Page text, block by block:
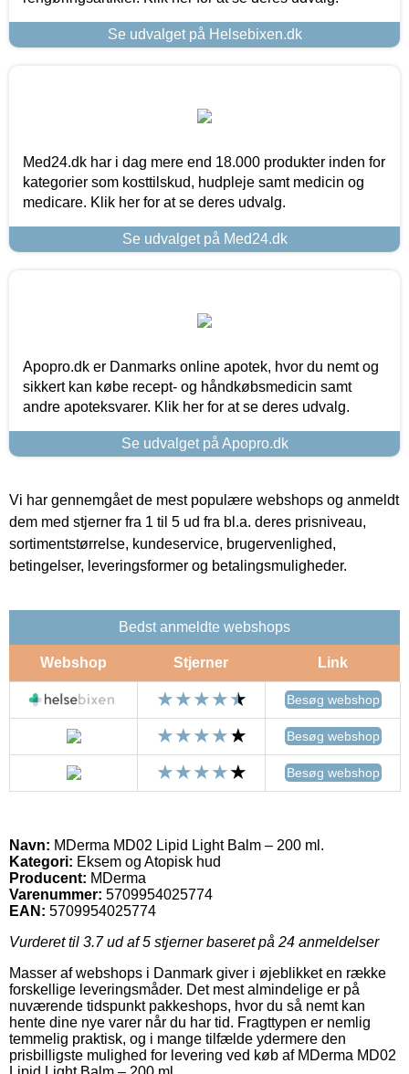
Se udvalget på Helsebixen.dk
Med24.dk har i dag mere end 18.000 produkter inden for
kategorier som kosttilskud, hudpleje samt medicin og
medicare. Klik her for at se deres udvalg.
Se udvalget på Med24.dk
Apopro.dk er Danmarks online apotek, hvor du nemt og
sikkert kan købe recept- og håndkøbsmedicin samt
andre apoteksvarer. Klik her for at se deres udvalg.
Se udvalget på Apopro.dk
Vi har gennemgået de mest populære webshops og anmeldt
dem med stjerner fra 1 til 5 ud fra bl.a. deres prisniveau,
sortimentstørrelse, kundeservice, brugervenlighed,
betingelser, leveringsformer og betalingsmuligheder.
Bedst anmeldte webshops
Webshop Stjerner Link
Besøg webshop
Besøg webshop
Besøg webshop
Navn: MDerma MD02 Lipid Light Balm – 200 ml.
Kategori: Eksem og Atopisk hud
Producent: MDerma
Varenummer: 5709954025774
EAN: 5709954025774
Vurderet til 3.7ud af 5 stjerner baseret på 24 anmeldelser
Masser af webshops i Danmark giver i øjeblikket en række
forskellige leveringsmåder. Det mest almindelige er på
nuværende tidspunkt pakkeshops, hvor du så nemt kan
hente dine nye varer når du har tid. Fragttypen er nemlig
temmelig praktisk, og i mange tilfælde ydermere den
prisbilligste mulighed for levering ved køb af MDerma MD02